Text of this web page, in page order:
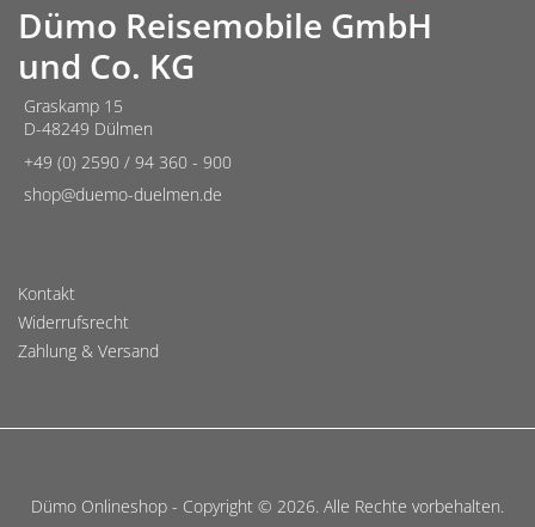
Dümo Reisemobile GmbH
und Co. KG
Graskamp 15
D-48249 Dülmen
+49 (0) 2590 / 94 360 - 900
shop@duemo-duelmen.de
Kontakt
Widerrufsrecht
Zahlung & Versand
Dümo Onlineshop - Copyright © 2026. Alle Rechte vorbehalten.